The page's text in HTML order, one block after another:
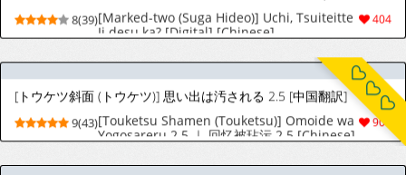
[トウケツ斜面 (トウケツ)] 思い出は汚される 2.5 [中国翻訳]
9(43)[Touketsu Shamen (Touketsu)] Omoide wa
Yogosareru 2.5 ｜ 回忆被玷污 2.5 [Chinese]
[Morgan@clovers studio]
[カオメロン (ぐりぐり)] 爆乳エルフ母娘_乱交性欲処理 [中国翻訳]
228
7(25)[Kaomeron (Guriguri)] Bakunyuu Elf
Oyako_Rankou Seiyoku Shori [Chinese]
[ZOAN個人翻譯組]